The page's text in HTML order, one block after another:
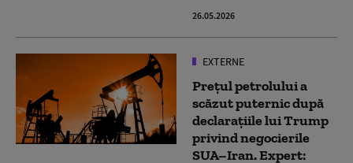
26.05.2026
EXTERNE
Prețul petrolului a
scăzut puternic după
declarațiile lui Trump
privind negocierile
SUA–Iran. Expert: